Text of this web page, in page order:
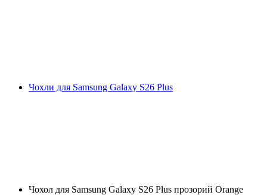
Чохли для Samsung Galaxy S26 Plus
Чохол для Samsung Galaxy S26 Plus прозорий Orange